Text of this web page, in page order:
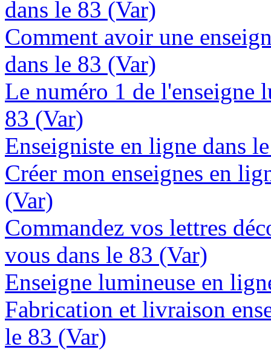
dans le 83 (Var)
Comment avoir une
dans le 83 (Var)
Le numéro 1 de l'enseigne
83 (Var)
Enseigniste en ligne dans
Créer mon enseignes en
(Var)
Commandez vos lettres
vous dans le 83 (Var)
Enseigne lumineuse en
Fabrication et livraison
le 83 (Var)